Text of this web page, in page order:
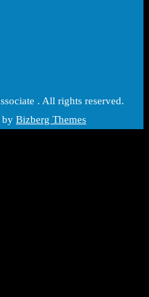
. All rights reserved.
by Bizberg Themes